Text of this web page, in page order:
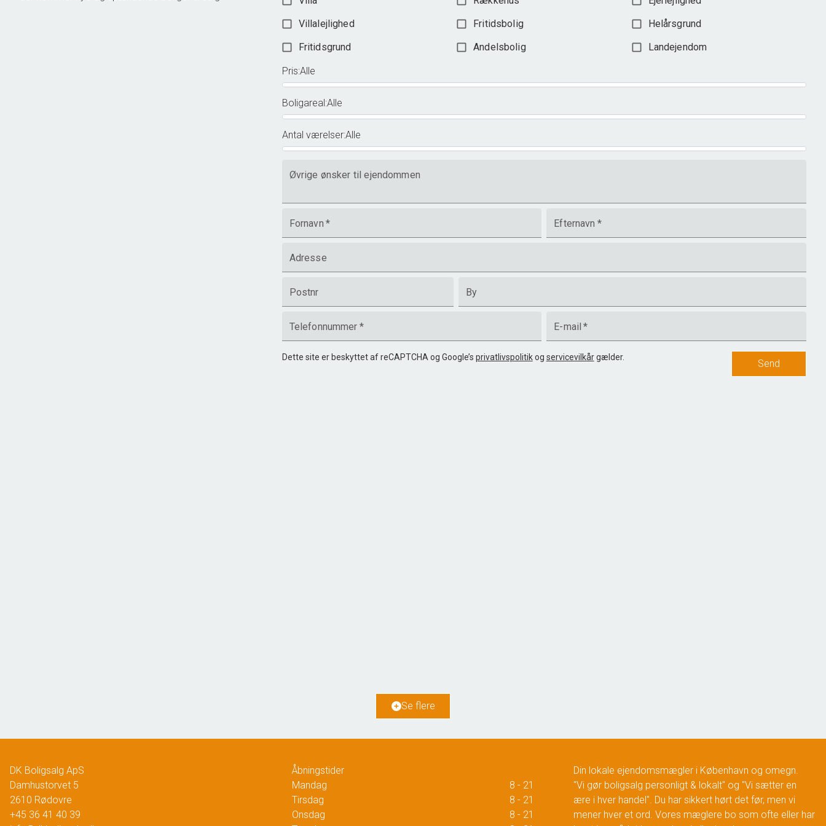
Villalejlighed
Fritidsbolig
Helårsgrund
Fritidsgrund
Andelsbolig Landejendom
Pris:Alle
Boligareal:Alle
Antal værelser:Alle
Øvrige ønsker til ejendommen
Fornavn * Efternavn *
Adresse
Postnr By
Telefonnummer * E-mail *
Dette site er beskyttet af reCAPTCHA og Google’s privatlivspolitik og servicevilkår gælder.
Send
4.085.000 kr. 4.085.000 kr. 1.195.000 kr.
Se flere
DK Boligsalg ApS
Damhustorvet 5
2610 Rødovre
+45 36 41 40 39
Åbningstider
Mandag
8 - 21
Tirsdag
8 - 21
Onsdag
8 - 21
Din lokale ejendomsmægler i København og omegn.
"Vi gør boligsalg personligt & lokalt" og "Vi sætter en
ære i hver handel". Du har sikkert hørt det før, men vi
mener hver et ord. Vores mæglere bo som ofte eller har